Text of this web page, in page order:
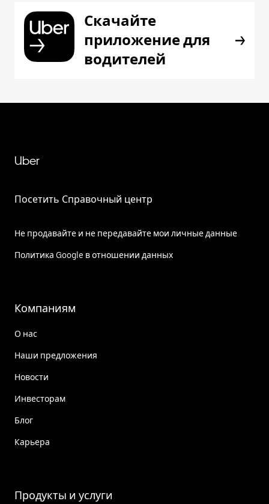
Скачайте
приложение для
водителей
Uber
Посетить Справочный центр
Не продавайте и не передавайте мои личные данные
Политика Google в отношении данных
Компаниям
О нас
Наши предложения
Новости
Инвесторам
Блог
Карьера
Продукты и услуги